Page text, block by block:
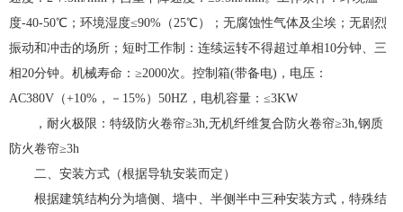
度-40-50℃；环境湿度≤90%（25℃）；无腐蚀性气体及尘埃；无剧烈
振动和冲击的场所；短时工作制：连续运转不得超过单相10分钟、三
相20分钟。机械寿命：≥2000次。控制箱(带备电)，电压：
AC380V（+10%，－15%）50HZ，电机容量：≤3KW
，耐火极限：特级防火卷帘≥3h,无机纤维复合防火卷帘≥3h,钢质
防火卷帘≥3h
二、安装方式（根据导轨安装而定）
根据建筑结构分为墙侧、墙中、半侧半中三种安装方式，特殊结